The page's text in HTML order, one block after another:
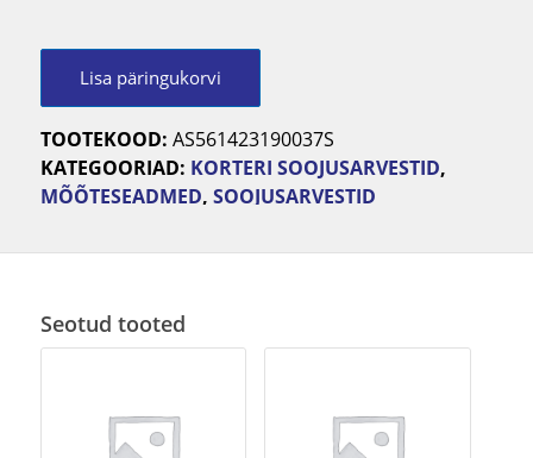
Lisa päringukorvi
TOOTEKOOD: AS561423190037S
KATEGOORIAD: KORTERI SOOJUSARVESTID,
MÕÕTESEADMED, SOOJUSARVESTID
Seotud tooted